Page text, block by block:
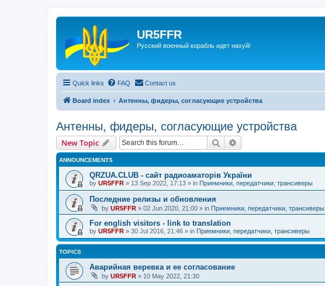
UR5FFR
Русский военный корабль идет нахуй!
Quick links FAQ Contact us
Board index Антенны, фидеры, согласующие устройства
Антенны, фидеры, согласующие устройства
New Topic Search
ANNOUNCEMENTS
QRZUA.CLUB - сайт радиоаматорів України
by UR5FFR » 13 Sep 2022, 17:13 » in Приемники, передатчики, трансиверы
Последние релизы и обновления
by UR5FFR » 02 Jun 2020, 21:00 » in Приемники, передатчики, трансиверы
For english visitors - link to translation
by UR5FFR » 30 Jul 2016, 21:46 » in Приемники, передатчики, трансиверы
TOPICS
Аварийная веревка и ее согласование
by UR5FFR » 10 May 2022, 21:30